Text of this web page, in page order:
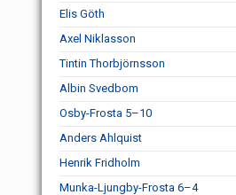
Elis Göth
Axel Niklasson
Tintin Thorbjörnsson
Albin Svedbom
Osby-Frosta 5–10
Anders Ahlquist
Henrik Fridholm
Munka-Ljungby-Frosta 6–4